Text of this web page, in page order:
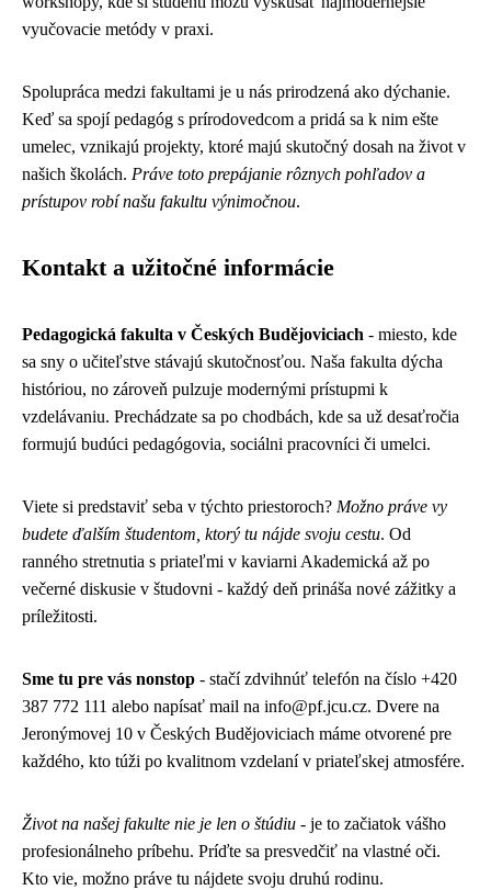
vyučovacie metódy v praxi.
Spolupráca medzi fakultami je u nás prirodzená ako dýchanie.
Keď sa spojí pedagóg s prírodovedcom a pridá sa k nim ešte
umelec, vznikajú projekty, ktoré majú skutočný dosah na život v
našich školách. Práve toto prepájanie rôznych pohľadov a
prístupov robí našu fakultu výnimočnou.
Kontakt a užitočné informácie
Pedagogická fakulta v Českých Budějoviciach - miesto, kde
sa sny o učiteľstve stávajú skutočnosťou. Naša fakulta dýcha
históriou, no zároveň pulzuje modernými prístupmi k
vzdelávaniu. Prechádzate sa po chodbách, kde sa už desaťročia
formujú budúci pedagógovia, sociálni pracovníci či umelci.
Viete si predstaviť seba v týchto priestoroch? Možno práve vy
budete ďalším študentom, ktorý tu nájde svoju cestu. Od
ranného stretnutia s priateľmi v kaviarni Akademická až po
večerné diskusie v študovni - každý deň prináša nové zážitky a
príležitosti.
Sme tu pre vás nonstop - stačí zdvihnúť telefón na číslo +420
387 772 111 alebo napísať mail na info@pf.jcu.cz. Dvere na
Jeronýmovej 10 v Českých Budějoviciach máme otvorené pre
každého, kto túži po kvalitnom vzdelaní v priateľskej atmosfére.
Život na našej fakulte nie je len o štúdiu - je to začiatok vášho
profesionálneho príbehu. Príďte sa presvedčiť na vlastné oči.
Kto vie, možno práve tu nájdete svoju druhú rodinu.